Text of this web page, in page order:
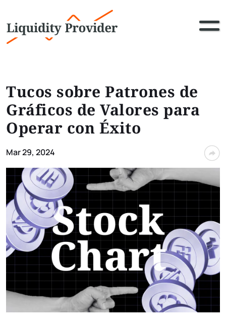
Tucos sobre Patrones de
Gráficos de Valores para
Operar con Éxito
Mar 29, 2024